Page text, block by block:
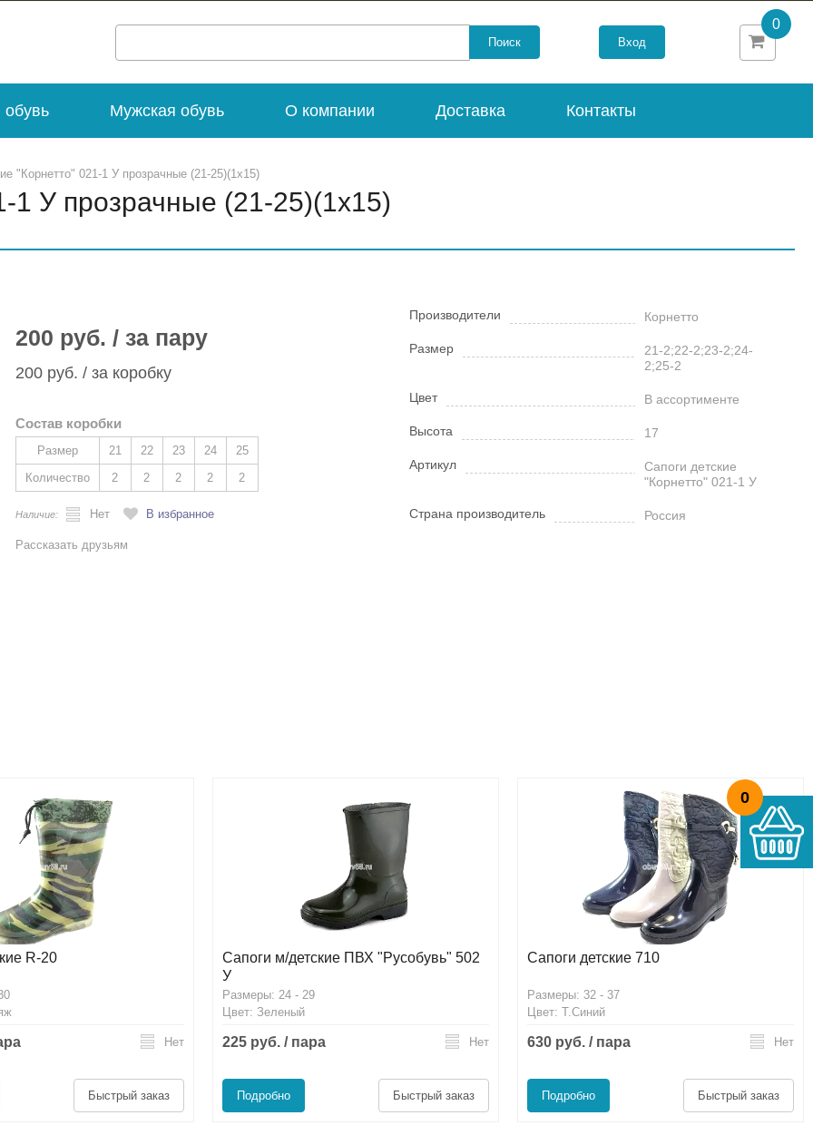
0
Вход
0
Мужская обувь О компании Доставка Контакты
"Корнетто" 021-1 У прозрачные (21-25)(1х15)
1 У прозрачные (21-25)(1х15)
200 руб. / за пару
200 руб. / за коробку
Состав коробки
Размер 21 22 23 24
25
Количество
2 2 2 2 2
Наличие: Нет В избранное
Рассказать друзьям
Производители Корнетто
Размер
21-2;22-2;23-2;24-
2;25-2
Цвет В ассортименте
Высота 17
Артикул
Сапоги детские
"Корнетто" 021-1 У
Страна производитель Россия
R-20
Нет
Быстрый заказ
Сапоги м/детские ПВХ "Русобувь" 502
У
Размеры: 24 - 29
Цвет: Зеленый
225 руб. / пара Нет
Подробно Быстрый заказ
Сапоги детские 710
Размеры: 32 - 37
Цвет: Т.Синий
630 руб. / пара Нет
Подробно Быстрый заказ